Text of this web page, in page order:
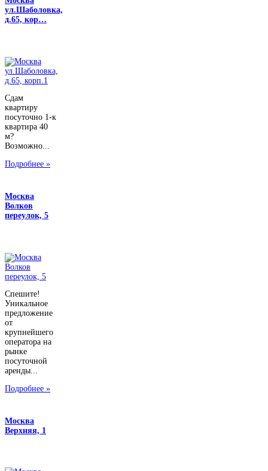
ул.Шаболовка,
д.65, кор…
Сдам
квартиру
посуточно 1-к
квартира 40
м?
Возможно...
Подробнее »
Москва
Волков
переулок, 5
Спешите!
Уникальное
предложение
от
крупнейшего
оператора на
рынке
посуточной
аренды...
Подробнее »
Москва
Верхняя, 1